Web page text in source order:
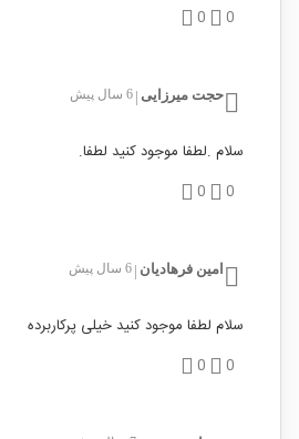
0
0
حجت میرزایی 6 سال پیش
سلام .لطفا موجود کنید لطفا.
0
0
امین فرهادیان 6 سال پیش
سلام لطفا موجود کنید خیلی پرکاربرده
0
0